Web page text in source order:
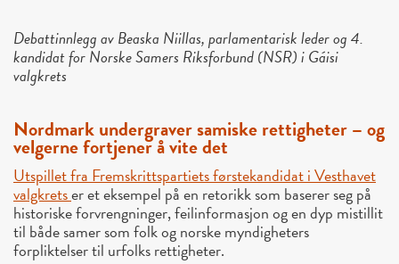
Debattinnlegg av Beaska Niillas, parlamentarisk leder og 4.
kandidat for Norske Samers Riksforbund (NSR) i Gáisi
valgkrets
Nordmark undergraver samiske rettigheter – og
velgerne fortjener å vite det
Utspillet fra Fremskrittspartiets førstekandidat i Vesthavet
valgkretser et eksempel på en retorikk som baserer seg på
historiske forvrengninger, feilinformasjon og en dyp mistillit
til både samer som folk og norske myndigheters
forpliktelser til urfolks rettigheter.